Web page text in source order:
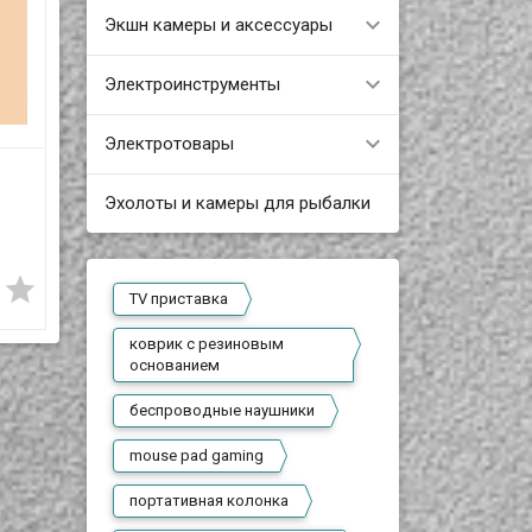
Экшн камеры и аксессуары
Электроинструменты
Электротовары
Эхолоты и камеры для рыбалки
TV приставка
коврик с резиновым
основанием
беспроводные наушники
mouse pad gaming
портативная колонка

Кабель Micro USB -
USB, 2 метра
В наличии
Интерфейсный кабель USB
2.0 - micro USB.
Предназначен для
соединения между собой
двух электронных
устройств, использующих
для передачи данных шину
USB.
2 000 T

Кабель Micro USB -
USB, 2 метра
В наличии
Интерфейсный кабель USB
2.0 - micro USB.
Предназначен для
соединения между собой
двух электронных
устройств, использующих
для передачи данных шину
USB.
2 000 T
